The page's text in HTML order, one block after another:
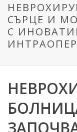
СЪРЦЕ И
С